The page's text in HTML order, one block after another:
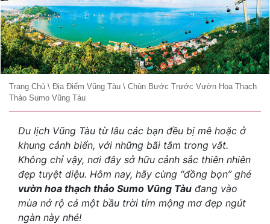
Trang Chủ \ Địa Điểm Vũng Tàu \ Chùn Bước Trước Vườn Hoa Thạch
Thảo Sumo Vũng Tàu
Du lịch Vũng Tàu từ lâu các bạn đều bị mê hoặc ở
khung cảnh biển, với những bãi tắm trong vắt.
Không chỉ vậy, nơi đây sở hữu cảnh sắc thiên nhiên
đẹp tuyệt diệu. Hôm nay, hãy cùng “đồng bọn” ghé
vườn hoa thạch thảo Sumo Vũng Tàu đang vào
mùa nở rộ cả một bầu trời tím mộng mơ đẹp ngút
ngàn này nhé!